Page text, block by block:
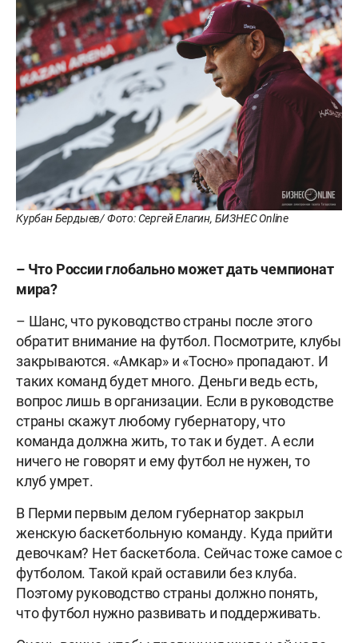
Курбан Бердыев/ Фото: Сергей Елагин, БИЗНЕС Online
– Что России глобально может дать чемпионат
мира?
– Шанс, что руководство страны после этого
обратит внимание на футбол. Посмотрите, клубы
закрываются. «Амкар» и «Тосно» пропадают. И
таких команд будет много. Деньги ведь есть,
вопрос лишь в организации. Если в руководстве
страны скажут любому губернатору, что
команда должна жить, то так и будет. А если
ничего не говорят и ему футбол не нужен, то
клуб умрет.
В Перми первым делом губернатор закрыл
женскую баскетбольную команду. Куда прийти
девочкам? Нет баскетбола. Сейчас тоже самое с
футболом. Такой край оставили без клуба.
Поэтому руководство страны должно понять,
что футбол нужно развивать и поддерживать.